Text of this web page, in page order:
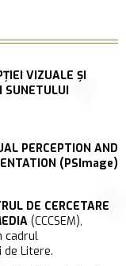
VIZUALE ȘI
SUNETULUI
PERCEPTION AND
(PSImage)
DE CERCETARE
(CCCSEM),
cadrul
Litere.